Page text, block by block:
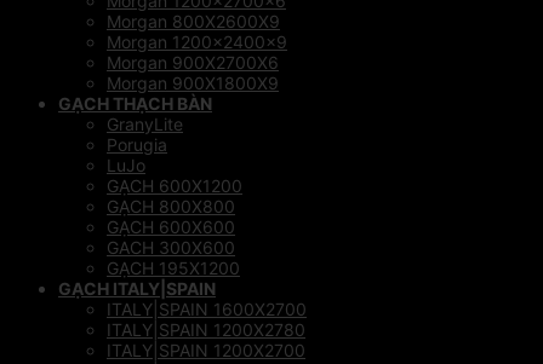
Morgan 800X2600X9
Morgan 1200x2400x9
Morgan 900X2700X6
Morgan 900X1800X9
GẠCH THẠCH BÀN
GranyLite
Porugia
LuJo
GẠCH 600X1200
GẠCH 800X800
GẠCH 600X600
GACH 300X600
GẠCH 195X1200
GẠCH ITALY|SPAIN
ITALY|SPAIN 1600X2700
ITALY|SPAIN 1200X2780
ITALY|SPAIN 1200X2700